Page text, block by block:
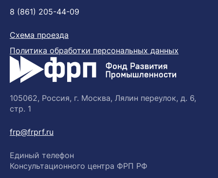
8 (861) 205-44-09
Схема проезда
Политика обработки персональных данных
105062, Россия, г. Москва, Лялин переулок, д. 6,
стр. 1
frp@frprf.ru
Единый телефон
Консультационного центра ФРП РФ